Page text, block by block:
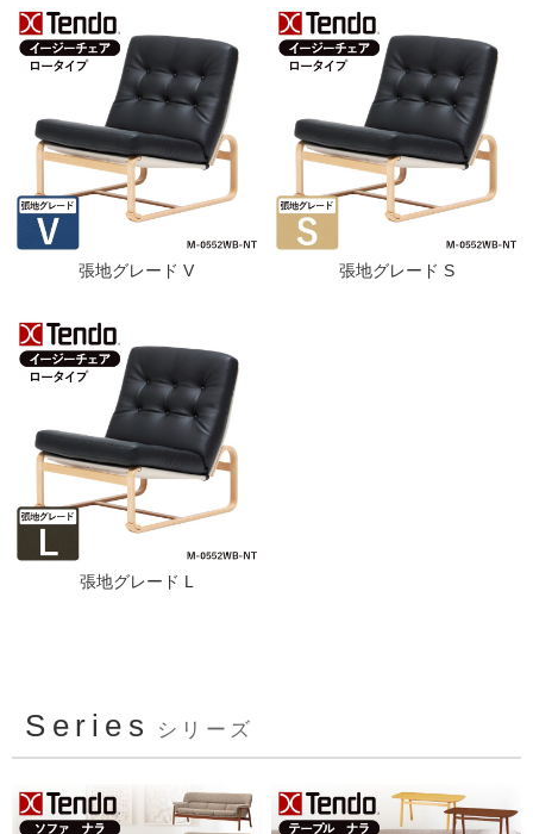
張地グレード V 張地グレード S
張地グレード L
Series シリーズ